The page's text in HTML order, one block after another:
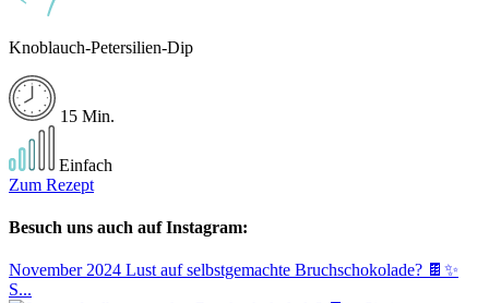
Knoblauch-Petersilien-Dip
15 Min.
Einfach
Zum Rezept
Besuch uns auch auf Instagram:
November 2024 Lust auf selbstgemachte Bruchschokolade? 🍫✨
S...